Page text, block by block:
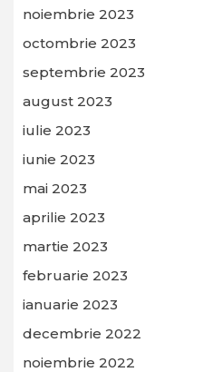
noiembrie 2023
octombrie 2023
septembrie 2023
august 2023
iulie 2023
iunie 2023
mai 2023
aprilie 2023
martie 2023
februarie 2023
ianuarie 2023
decembrie 2022
noiembrie 2022